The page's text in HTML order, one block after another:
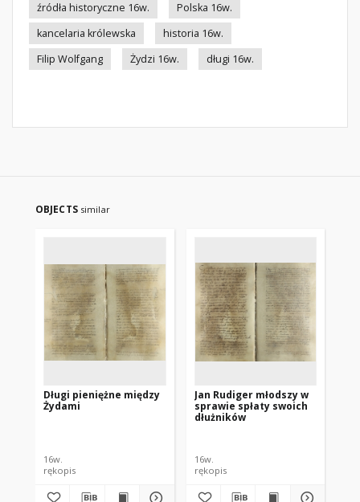
źródła historyczne 16w.
Polska 16w.
kancelaria królewska
historia 16w.
Filip Wolfgang
Żydzi 16w. długi 16w.
OBJECTS similar
Długi pieniężne między
Żydami
16w.
rękopis
Jan Rudiger młodszy w
sprawie spłaty swoich
dłużników
16w.
rękopis